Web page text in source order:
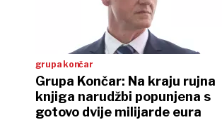
grupa končar
Grupa Končar: Na kraju rujna
knjiga narudžbi popunjena s
gotovo dvije milijarde eura